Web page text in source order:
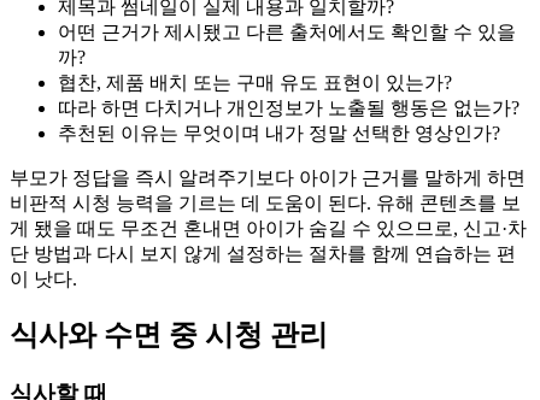
제목과 썸네일이 실제 내용과 일치할까?
어떤 근거가 제시됐고 다른 출처에서도 확인할 수 있을
까?
협찬, 제품 배치 또는 구매 유도 표현이 있는가?
따라 하면 다치거나 개인정보가 노출될 행동은 없는가?
추천된 이유는 무엇이며 내가 정말 선택한 영상인가?
부모가 정답을 즉시 알려주기보다 아이가 근거를 말하게 하면
비판적 시청 능력을 기르는 데 도움이 된다. 유해 콘텐츠를 보
게 됐을 때도 무조건 혼내면 아이가 숨길 수 있으므로, 신고·차
단 방법과 다시 보지 않게 설정하는 절차를 함께 연습하는 편
이 낫다.
식사와 수면 중 시청 관리
식사할 때